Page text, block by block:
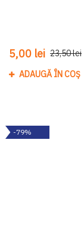
5,00 lei 23,50 lei
ADAUGĂ ÎN COȘ
-79%